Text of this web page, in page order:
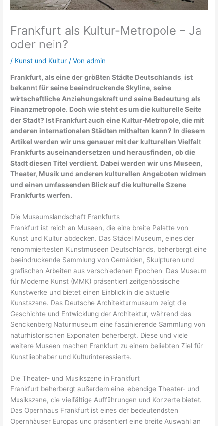
Frankfurt als Kultur-Metropole – Ja
oder nein?
/ Kunst und Kultur / Vonadmin
Frankfurt, als eine der größten Städte Deutschlands, ist
bekannt für seine beeindruckende Skyline, seine
wirtschaftliche Anziehungskraft und seine Bedeutung als
Finanzmetropole. Doch wie steht es um die kulturelle Seite
der Stadt? Ist Frankfurt auch eine Kultur-Metropole, die mit
anderen internationalen Städten mithalten kann? In diesem
Artikel werden wir uns genauer mit der kulturellen Vielfalt
Frankfurts auseinandersetzen und herausfinden, ob die
Stadt diesen Titel verdient. Dabei werden wir uns Museen,
Theater, Musik und anderen kulturellen Angeboten widmen
und einen umfassenden Blick auf die kulturelle Szene
Frankfurts werfen.
Die Museumslandschaft Frankfurts
Frankfurt ist reich an Museen, die eine breite Palette von
Kunst und Kultur abdecken. Das Städel Museum, eines der
renommiertesten Kunstmuseen Deutschlands, beherbergt eine
beeindruckende Sammlung von Gemälden, Skulpturen und
grafischen Arbeiten aus verschiedenen Epochen. Das Museum
für Moderne Kunst (MMK) präsentiert zeitgenössische
Kunstwerke und bietet einen Einblick in die aktuelle
Kunstszene. Das Deutsche Architekturmuseum zeigt die
Geschichte und Entwicklung der Architektur, während das
Senckenberg Naturmuseum eine faszinierende Sammlung von
naturhistorischen Exponaten beherbergt. Diese und viele
weitere Museen machen Frankfurt zu einem beliebten Ziel für
Kunstliebhaber und Kulturinteressierte.
Die Theater- und Musikszene in Frankfurt
Frankfurt beherbergt außerdem eine lebendige Theater- und
Musikszene, die vielfältige Aufführungen und Konzerte bietet.
Das Opernhaus Frankfurt ist eines der bedeutendsten
Opernhäuser Europas und präsentiert eine breite Auswahl an